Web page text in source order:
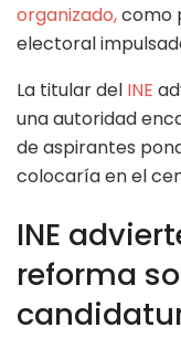
organizado,como
electoral
La titular del INE
una autoridad
de aspirantes
colocaría en el
INE
reforma